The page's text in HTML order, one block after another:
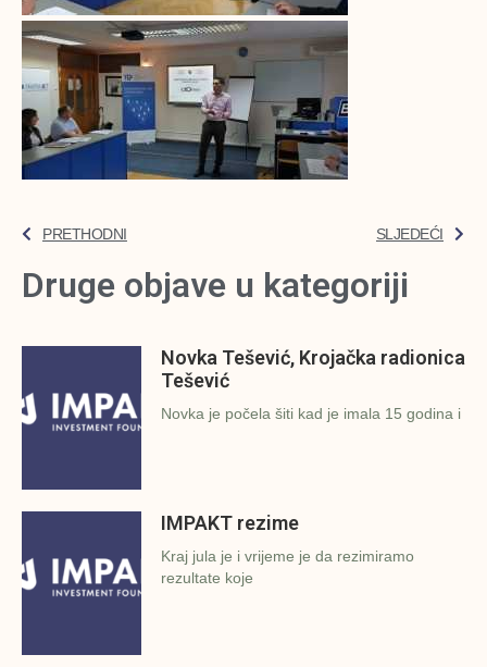
PRETHODNI SLJEDEĆI
Druge objave u kategoriji
Novka Tešević, Krojačka radionica
Tešević
Novka je počela šiti kad je imala 15 godina i
IMPAKT rezime
Kraj jula je i vrijeme je da rezimiramo
rezultate koje